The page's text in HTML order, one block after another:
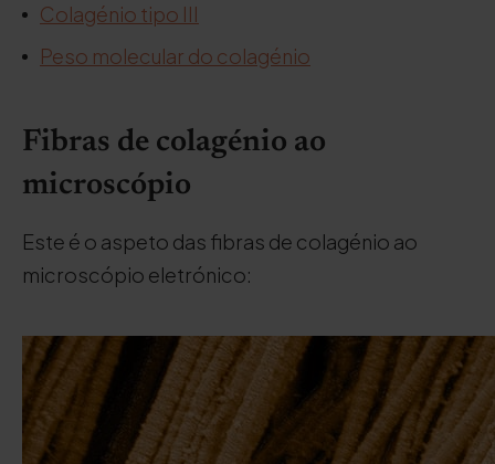
Colagénio tipo III
Peso molecular do colagénio
Fibras de colagénio ao
microscópio
Este é o aspeto das fibras de colagénio ao
microscópio eletrónico: